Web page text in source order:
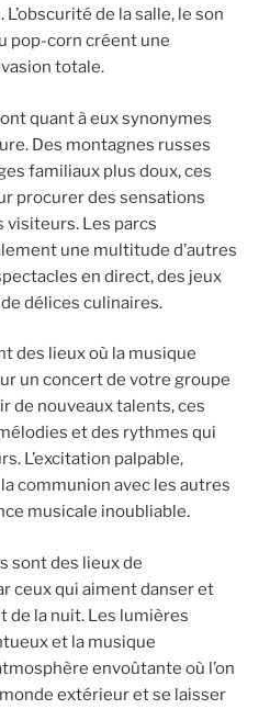
de la salle, le son
pop-corn créent une
totale.
quant à eux synonymes
Des montagnes russes
familiaux plus doux, ces
procurer des sensations
Les parcs
une multitude d’autres
en direct, des jeux
délices culinaires.
des lieux où la musique
un concert de votre groupe
de nouveaux talents, ces
et des rythmes qui
L’excitation palpable,
communion avec les autres
musicale inoubliable.
sont des lieux de
ceux qui aiment danser et
de la nuit. Les lumières
et la musique
envoûtante où l’on
extérieur et se laisser